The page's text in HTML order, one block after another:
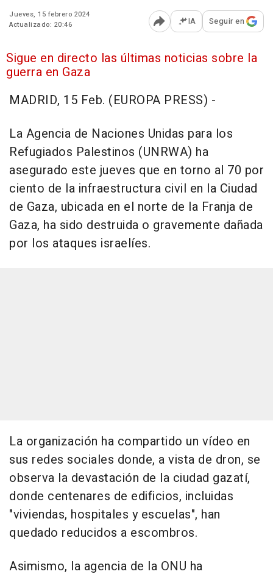
Jueves, 15 febrero 2024
Actualizado: 20:46
Abrir opciones para
IA Seguir en
Sigue en directo las últimas noticias sobre la
guerra en Gaza
MADRID, 15 Feb. (EUROPA PRESS) -
La Agencia de Naciones Unidas para los
Refugiados Palestinos (UNRWA) ha
asegurado este jueves que en torno al 70 por
ciento de la infraestructura civil en la Ciudad
de Gaza, ubicada en el norte de la Franja de
Gaza, ha sido destruida o gravemente dañada
por los ataques israelíes.
La organización ha compartido un vídeo en
sus redes sociales donde, a vista de dron, se
observa la devastación de la ciudad gazatí,
donde centenares de edificios, incluidas
"viviendas, hospitales y escuelas", han
quedado reducidos a escombros.
Asimismo, la agencia de la ONU ha